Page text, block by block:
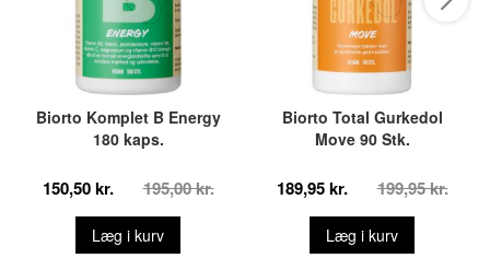
Biorto Komplet B Energy
180 kaps.
150,50 kr. 195,00 kr.
Læg i kurv
Biorto Total Gurkedol
Move 90 Stk.
189,95 kr. 199,95 kr.
Læg i kurv